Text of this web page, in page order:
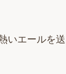
いエールを